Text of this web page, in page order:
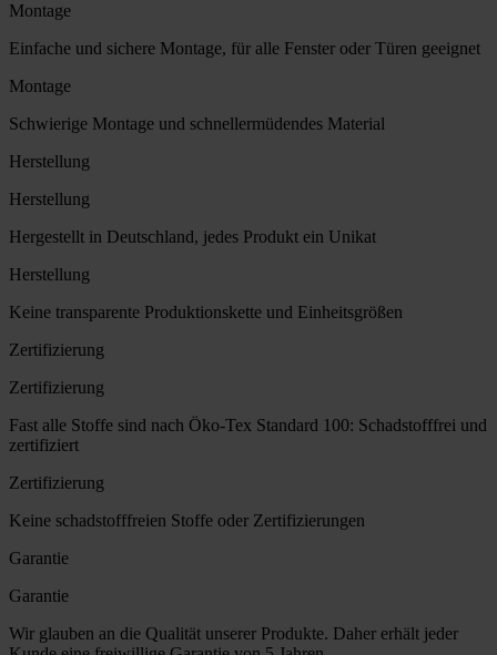
Montage
Einfache und sichere Montage, für alle Fenster oder Türen geeignet
Montage
Schwierige Montage und schnellermüdendes Material
Herstellung
Herstellung
Hergestellt in Deutschland, jedes Produkt ein Unikat
Herstellung
Keine transparente Produktionskette und Einheitsgrößen
Zertifizierung
Zertifizierung
Fast alle Stoffe sind nach Öko-Tex Standard 100: Schadstofffrei und
zertifiziert
Zertifizierung
Keine schadstofffreien Stoffe oder Zertifizierungen
Garantie
Garantie
Wir glauben an die Qualität unserer Produkte. Daher erhält jeder